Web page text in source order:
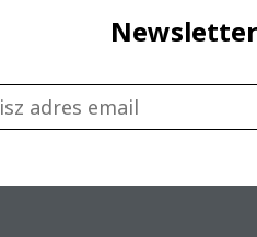
Newsletter